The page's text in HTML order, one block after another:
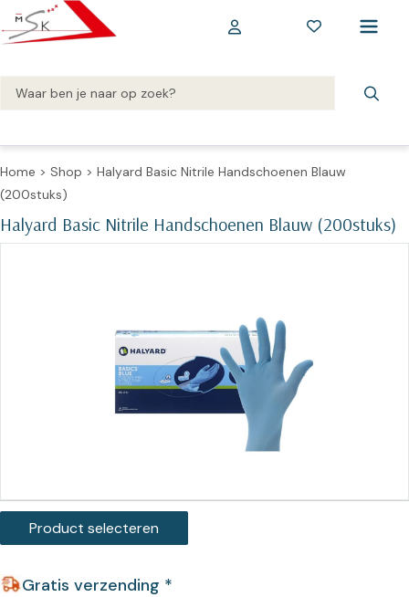
Home > Shop > Halyard Basic Nitrile Handschoenen Blauw
(200stuks)
Halyard Basic Nitrile Handschoenen Blauw (200stuks)
Product selecteren
Gratis verzending *